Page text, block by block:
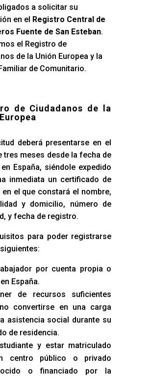
a solicitar su
en el Registro Central de
Fuente de San Esteban.
el Registro de
de la Unión Europea y la
de Comunitario.
de Ciudadanos de la
deberá presentarse en el
tres meses desde la fecha de
España, siéndole expedido
inmediata un certificado de
el que constará el nombre,
y domicilio, número de
y fecha de registro.
para poder registrarse
por cuenta propia o
España.
de recursos suficientes
convertirse en una carga
asistencia social durante su
de residencia.
y estar matriculado
centro público o privado
o financiado por la